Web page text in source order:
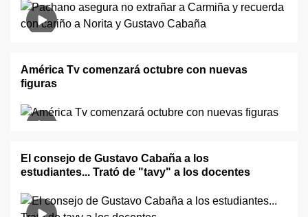
América Tv comenzará octubre con nuevas
figuras
El consejo de Gustavo Cabaña a los
estudiantes... Trató de "tavy" a los docentes